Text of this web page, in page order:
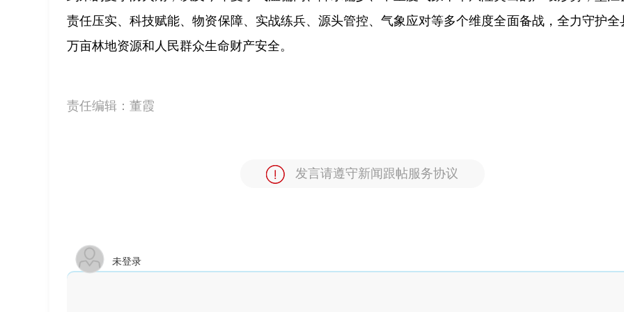
责任压实、科技赋能、物资保障、实战练兵、源头管控、气象应对等多个维度全面备战，全力守护全
万亩林地资源和人民群众生命财产安全。
责任编辑： 董霞
发言请遵守新闻跟帖服务协议
未登录